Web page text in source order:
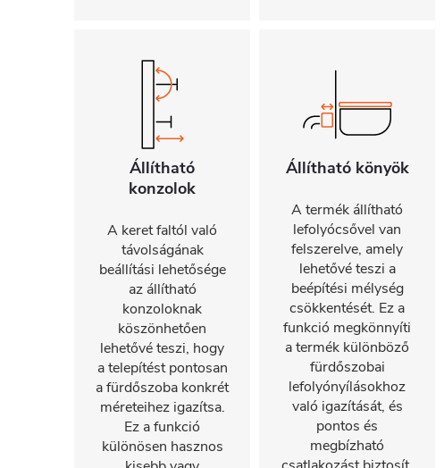
Állítható
konzolok
A keret faltól való
távolságának
beállítási lehetősége
az állítható
konzoloknak
köszönhetően
lehetővé teszi, hogy
a telepítést pontosan
a fürdőszoba konkrét
méreteihez igazítsa.
Ez a funkció
különösen hasznos
Állítható könyök
A termék állítható
lefolyócsővel van
felszerelve, amely
lehetővé teszi a
beépítési mélység
csökkentését. Ez a
funkció megkönnyíti
a termék különböző
fürdőszobai
lefolyónyílásokhoz
való igazítását, és
pontos és
megbízható